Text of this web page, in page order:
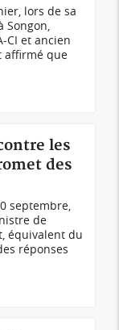
lors de sa
Songon,
CI et ancien
affirmé que
les
des
septembre,
de
équivalent du
réponses